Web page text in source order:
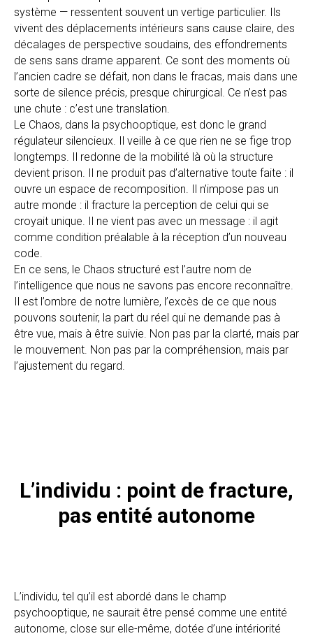
système — ressentent souvent un vertige particulier. Ils
vivent des déplacements intérieurs sans cause claire, des
décalages de perspective soudains, des effondrements
de sens sans drame apparent. Ce sont des moments où
l’ancien cadre se défait, non dans le fracas, mais dans une
sorte de silence précis, presque chirurgical. Ce n’est pas
une chute : c’est une translation.
Le Chaos, dans la psychooptique, est donc le grand
régulateur silencieux. Il veille à ce que rien ne se fige trop
longtemps. Il redonne de la mobilité là où la structure
devient prison. Il ne produit pas d’alternative toute faite : il
ouvre un espace de recomposition. Il n’impose pas un
autre monde : il fracture la perception de celui qui se
croyait unique. Il ne vient pas avec un message : il agit
comme condition préalable à la réception d’un nouveau
code.
En ce sens, le Chaos structuré est l’autre nom de
l’intelligence que nous ne savons pas encore reconnaître.
Il est l’ombre de notre lumière, l’excès de ce que nous
pouvons soutenir, la part du réel qui ne demande pas à
être vue, mais à être suivie. Non pas par la clarté, mais par
le mouvement. Non pas par la compréhension, mais par
l’ajustement du regard.
L’individu : point de fracture,
pas entité autonome
L’individu, tel qu’il est abordé dans le champ
psychooptique, ne saurait être pensé comme une entité
autonome, close sur elle-même, dotée d’une intériorité